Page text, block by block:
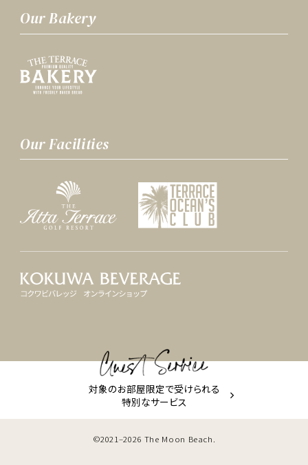
Our Bakery
Our Facilities
対象のお部屋限定で受けられる
特別なサービス
©2021–2026 The Moon Beach.